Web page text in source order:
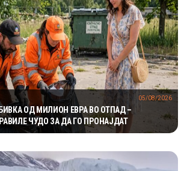
ОД МИЛИОН ЕВРА ВО ОТПАД –
ЧУДО ЗА ДА ГО ПРОНАЈДАТ
05/08/2026